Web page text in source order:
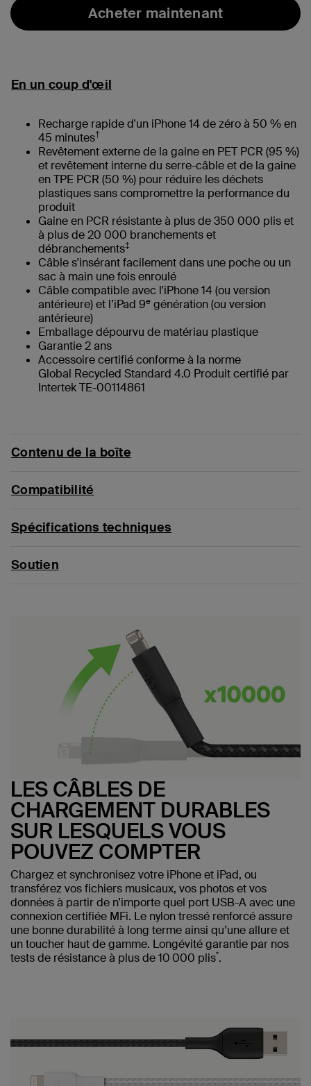
Acheter maintenant
En un coup d'œil
Recharge rapide d'un iPhone 14 de zéro à 50 % en
45 minutes†
Revêtement externe de la gaine en PET PCR (95 %)
et revêtement interne du serre-câble et de la gaine
en TPE PCR (50 %) pour réduire les déchets
plastiques sans compromettre la performance du
produit
Gaine en PCR résistante à plus de 350 000 plis et
à plus de 20 000 branchements et
débranchements‡
Câble s'insérant facilement dans une poche ou un
sac à main une fois enroulé
Câble compatible avec l'iPhone 14 (ou version
antérieure) et l’iPad 9e génération (ou version
antérieure)
Emballage dépourvu de matériau plastique
Garantie 2 ans
Accessoire certifié conforme à la norme
Global Recycled Standard 4.0 Produit certifié par
Intertek TE-00114861
Contenu de la boîte
Compatibilité
Spécifications techniques
Soutien
LES CÂBLES DE
CHARGEMENT DURABLES
SUR LESQUELS VOUS
POUVEZ COMPTER
Chargez et synchronisez votre iPhone et iPad, ou
transférez vos fichiers musicaux, vos photos et vos
données à partir de n’importe quel port USB-A avec une
connexion certifiée MFi. Le nylon tressé renforcé assure
une bonne durabilité à long terme ainsi qu’une allure et
un toucher haut de gamme. Longévité garantie par nos
tests de résistance à plus de 10 000 plis*.